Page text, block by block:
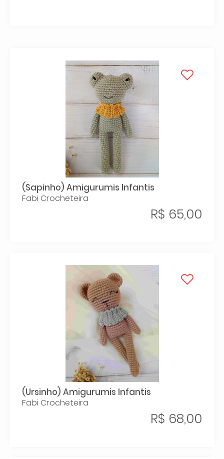
(Sapinho) Amigurumis Infantis
Fabi Crocheteira
R$ 65,00
(Ursinho) Amigurumis Infantis
Fabi Crocheteira
R$ 68,00